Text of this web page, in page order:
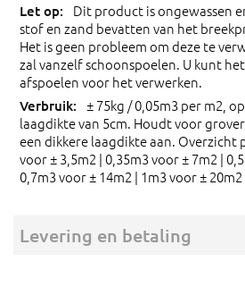
Dit product is ongewassen
stof en zand bevatten van het
Het is geen probleem om deze te
zal vanzelf schoonspoelen. U kunt
afspoelen voor het verwerken.
± 75kg / 0,05m3 per m2,
laagdikte van 5cm. Houdt voor
een dikkere laagdikte aan. Overzicht
voor ± 3,5m2 | 0,35m3 voor ± 7m2 |
0,7m3 voor ± 14m2 | 1m3 voor ± 20m2
Levering en betaling